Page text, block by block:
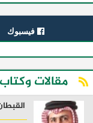
فيسبوك
مقالات وكتاب